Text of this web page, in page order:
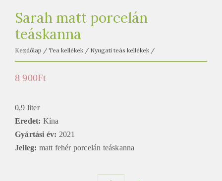
t
e
a
h
z
Sarah matt porcelán
teáskanna
Kezdőlap / Tea kellékek / Nyugati teás kellékek /
8 900Ft
0,9 liter
Eredet: Kína
Gyártási év: 2021
Jelleg: matt fehér porcelán teáskanna